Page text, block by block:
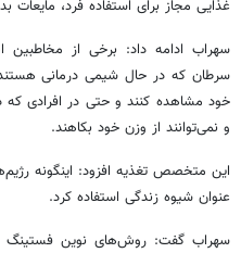
غذایی مجاز برای استفاده فرد، مایعات
سهراب ادامه داد: برخی از مخاطبین
سرطان که در حال شیمی درمانی
خود مشاهده کنند و حتی در افرادی
و نمی‌توانند از وزن خود بکاهند.
این متخصص تغذیه افزود: اینگونه
عنوان شیوه زندگی استفاده کرد.
سهراب گفت: روش‌های نوین فستینگ